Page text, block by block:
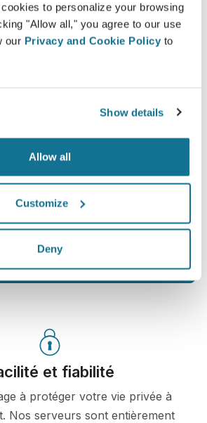
to personalize your browsing
"Allow all," you agree to our use
our Privacy and Cookie Policy to
Show details
Allow all
Customize
Deny
découvrir ce qui vous
Dra. Mariana Bouvier
grâce à votre compte Crisalix.
de partager ces images avec
amis.
nouvelle apparence dès
maintenant !
et fiabilité
à protéger votre vie privée à
Nos serveurs sont entièrement